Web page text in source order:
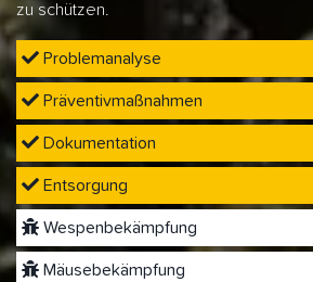
zu schützen.
Problemanalyse
Präventivmaßnahmen
Dokumentation
Entsorgung
Wespenbekämpfung
Mäusebekämpfung